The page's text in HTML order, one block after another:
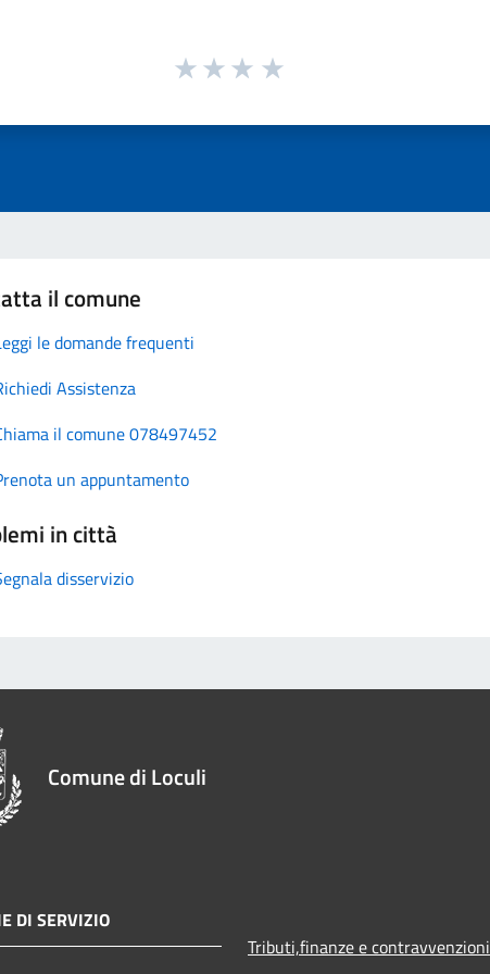
il comune
le domande frequenti
Assistenza
il comune 078497452
un appuntamento
in città
disservizio
Comune di Loculi
DI SERVIZIO
Tributi,finanze e contravvenzioni